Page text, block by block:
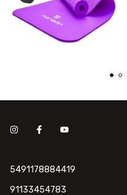
5491178884419
91133454783